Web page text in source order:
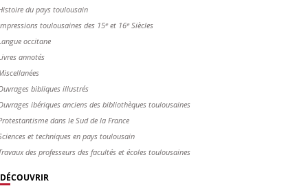
du pays toulousain
toulousaines des 15ᵉ et 16ᵉ Siècles
occitane
annotés
bibliques illustrés
ibériques anciens des bibliothèques toulousaines
dans le Sud de la France
et techniques en pays toulousain
des professeurs des facultés et écoles toulousaines
DÉCOUVRIR